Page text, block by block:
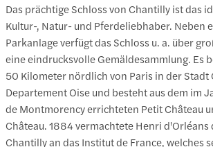
Das prächtige Schloss von Chantilly ist das
Kultur-, Natur- und Pferdeliebhaber. Neben
Parkanlage verfügt das Schloss u. a. über
eine eindrucksvolle Gemäldesammlung. Es
50 Kilometer nördlich von Paris in der Stadt
Departement Oise und besteht aus dem im
de Montmorency errichteten Petit Château
Château. 1884 vermachtete Henri d'Orléans
Chantilly an das Institut de France, welches